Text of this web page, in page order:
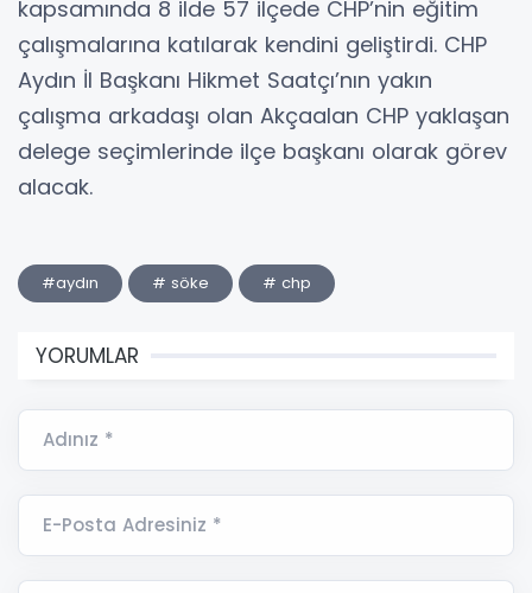
kapsamında 8 ilde 57 ilçede CHP’nin eğitim
çalışmalarına katılarak kendini geliştirdi. CHP
Aydın İl Başkanı Hikmet Saatçı’nın yakın
çalışma arkadaşı olan Akçaalan CHP yaklaşan
delege seçimlerinde ilçe başkanı olarak görev
alacak.
#aydın # söke # chp
YORUMLAR
Adınız *
E-Posta Adresiniz *